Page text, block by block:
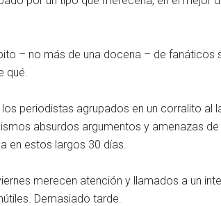
– no más de una docena – de fanáticos
qué.
periodistas agrupados en un corralito al
absurdos argumentos y amenazas
en estos largos 30 días.
merecen atención y llamados a un
Demasiado tarde.